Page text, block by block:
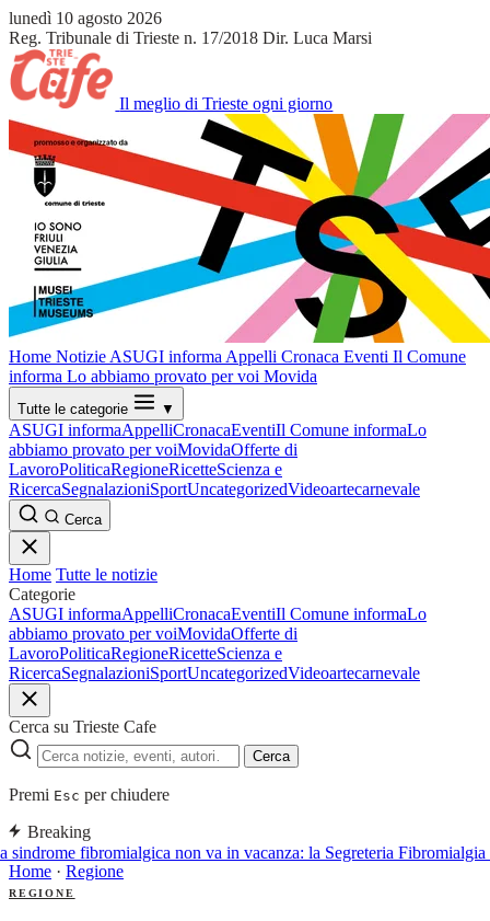
lunedì 10 agosto 2026
Reg. Tribunale di Trieste n. 17/2018 Dir. Luca Marsi
Il meglio di Trieste ogni giorno
Home Notizie ASUGI informa Appelli Cronaca Eventi Il Comune
informa Lo abbiamo provato per voi Movida
Tutte le categorie ▼
ASUGI informaAppelliCronacaEventiIl Comune informaLo
abbiamo provato per voiMovidaOfferte di
LavoroPoliticaRegioneRicetteScienza e
RicercaSegnalazioniSportUncategorizedVideoartecarnevale
Cerca
Home Tutte le notizie
Categorie
ASUGI informaAppelliCronacaEventiIl Comune informaLo
abbiamo provato per voiMovidaOfferte di
LavoroPoliticaRegioneRicetteScienza e
RicercaSegnalazioniSportUncategorizedVideoartecarnevale
Cerca su Trieste Cafe
Cerca
Premi Esc per chiudere
Breaking
sindrome fibromialgica non va in vacanza: la Segreteria Fibromialgia
Home · Regione
REGIONE